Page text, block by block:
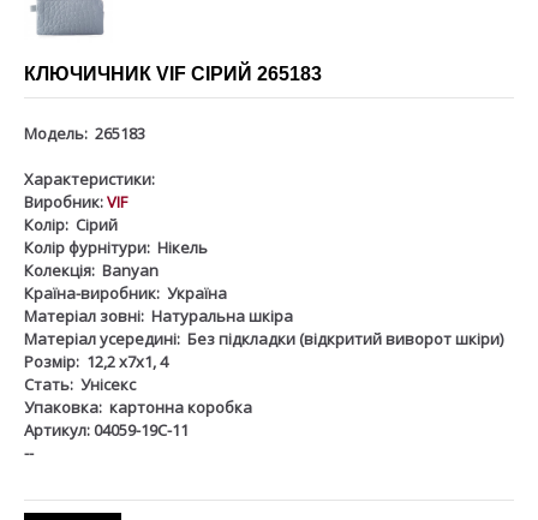
КЛЮЧИЧНИК VIF СІРИЙ 265183
Модель: 265183
Характеристики:
Виробник:VIF
Колір: Сірий
Колір фурнітури: Нікель
Колекція: Banyan
Країна-виробник: Україна
Матеріал зовні: Натуральна шкіра
Матеріал усередині: Без підкладки (відкритий виворот шкіри)
Розмір: 12,2 х7х1, 4
Стать: Унісекс
Упаковка: картонна коробка
Артикул: 04059-19С-11
--